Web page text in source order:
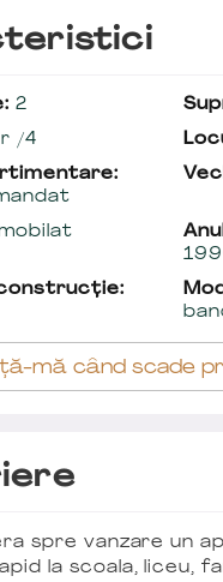
2
/4
mă când scade
spre vanzare un
la scoala, liceu,